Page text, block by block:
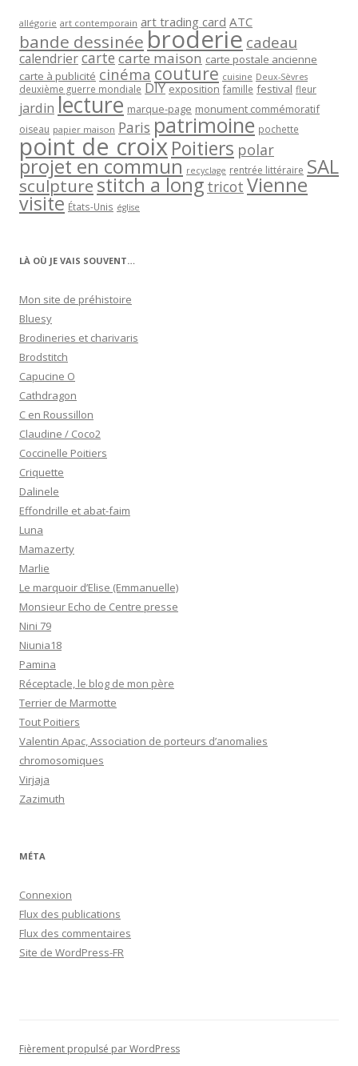
allégorie art contemporain art trading card ATC
bande dessinée broderie cadeau
calendriercartecarte maison carte postale ancienne
carte à publicité cinéma couture cuisine Deux-Sèvres
deuxième guerre mondiale DIY exposition famille festival fleur
jardin lecture marque-page monument commémoratif
oiseau papier maison Paris patrimoine pochette
point de croixPoitiers polar
projet en commun recyclage rentrée littéraire SAL
sculpturestitch a long tricot Vienne
visite États-Unis église
LÀ OÙ JE VAIS SOUVENT…
Mon site de préhistoire
Bluesy
Brodineries et charivaris
Brodstitch
Capucine O
Cathdragon
C en Roussillon
Claudine / Coco2
Coccinelle Poitiers
Criquette
Dalinele
Effondrille et abat-faim
Luna
Mamazerty
Marlie
Le marquoir d’Elise (Emmanuelle)
Monsieur Echo de Centre presse
Nini 79
Niunia18
Pamina
Réceptacle, le blog de mon père
Terrier de Marmotte
Tout Poitiers
Valentin Apac, Association de porteurs d’anomalies
chromosomiques
Virjaja
Zazimuth
MÉTA
Connexion
Flux des publications
Flux des commentaires
Site de WordPress-FR
Fièrement propulsé par WordPress